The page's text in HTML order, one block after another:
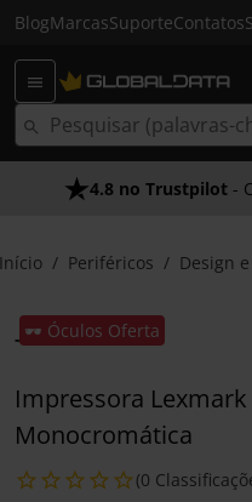
BlogMarcasSuporteContatos
4.8 no Trustpilot -
Início Periféricos Design
🕶️ Óculos Oferta
Impressora
Monocromática
(0